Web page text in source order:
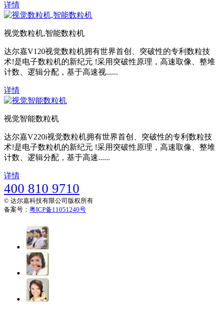
详情
视觉数粒机,智能数粒机
达尔嘉V120视觉数粒机拥有世界首创、突破性的专利数粒技
术!是电子数粒机的新纪元 !采用突破性原理，高速取像、整堆
计数、逻辑分配，基于高速视......
详情
视觉智能数粒机
达尔嘉V220i视觉数粒机拥有世界首创、突破性的专利数粒技
术!是电子数粒机的新纪元 !采用突破性原理，高速取像、整堆
计数、逻辑分配，基于高速......
详情
400 810 9710
© 达尔嘉科技有限公司版权所有
备案号： 粤ICP备11051240号